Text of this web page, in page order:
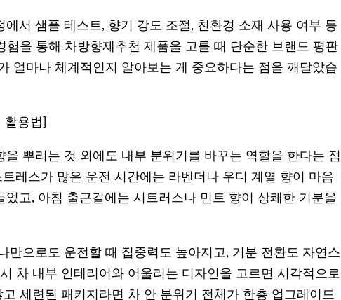
서 샘플 테스트, 향기 강도 조절, 친환경 소재 사용 여부 등
험을 통해 차방향제추천 제품을 고를 때 단순한 브랜드 평판
얼마나 체계적인지 알아보는 게 중요하다는 점을 깨달았습
용법]
을 뿌리는 것 외에도 내부 분위기를 바꾸는 역할을 한다는 점
레스가 많은 운전 시간에는 라벤더나 우디 계열 향이 마음
었고, 아침 출근길에는 시트러스나 민트 향이 상쾌한 기분을
만으로도 운전할 때 집중력도 높아지고, 기분 전환도 자연스
차 내부 인테리어와 어울리는 디자인을 고르면 시각적으로
세련된 패키지라면 차 안 분위기 전체가 한층 업그레이드